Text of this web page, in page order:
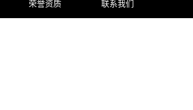
荣誉资质 联系我们